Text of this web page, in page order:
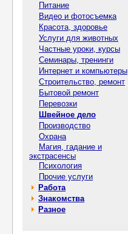
Питание
Видео и фотосъемка
Красота, здоровье
Услуги для животных
Частные уроки, курсы
Семинары, тренинги
Интернет и компьютеры
Строительство, ремонт
Бытовой ремонт
Перевозки
Швейное дело
Производство
Охрана
Магия, гадание и
экстрасенсы
Психология
Прочие услуги
Работа
Знакомства
Разное